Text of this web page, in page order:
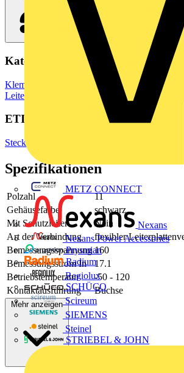
METZ CONNECT
Nexans
Nexans Power Accessories
Prysmian
Radium
Regiolux
SCHÜCO
Scireum
SIEMENS
Steinel
STRIEBEL & JOHN
Kategorien
Klemmen, Steckverbinder &
Leiterplattensteckverbinder
ETIM Group
Steckverbinder
Spezifikationen
Polzahl
11
Gehäusefarbe
schwarz
Mit Schutzleiter
Nein
Art der Verbindung
flexibler
Bemessungsspannung 160
Bemessungsstrom In
17.1
Betriebstemperatur
-50 - 120
Kontaktausführung
Buchse
Mehr anzeigen